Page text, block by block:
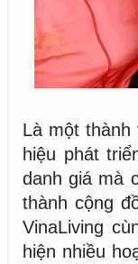
Là một thành
hiệu phát
danh giá mà
thành cộng
VinaLiving
hiện nhiều